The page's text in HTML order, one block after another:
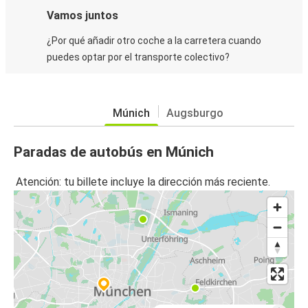
Vamos juntos
¿Por qué añadir otro coche a la carretera cuando
puedes optar por el transporte colectivo?
Múnich Augsburgo
Paradas de autobús en Múnich
Atención: tu billete incluye la dirección más reciente.